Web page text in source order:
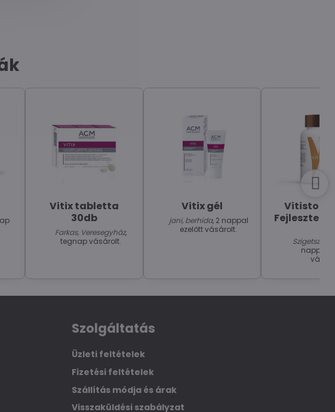
Vitix tabletta
30db
Farkas, Veresegyház,
tegnap vásárolt.
Vitix gél
jani, berhida, 2 nappal
ezelőtt vásárolt.
Vitistop
Fejlesztett
nappal
Szolgáltatás
Üzleti feltételek
Fizetési feltételek
Szállítás módja és árak
Visszaküldési szabályzat